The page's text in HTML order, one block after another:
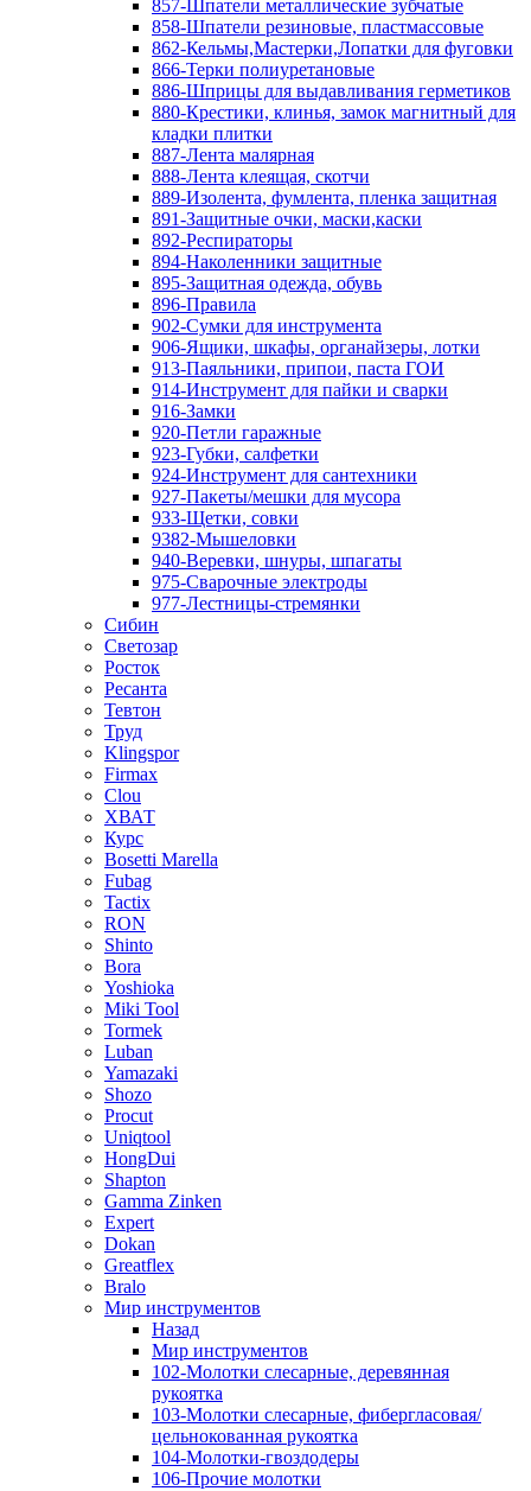
857-Шпатели металлические зубчатые
858-Шпатели резиновые, пластмассовые
862-Кельмы,Мастерки,Лопатки для фуговки
866-Терки полиуретановые
886-Шприцы для выдавливания герметиков
880-Крестики, клинья, замок магнитный для
кладки плитки
887-Лента малярная
888-Лента клеящая, скотчи
889-Изолента, фумлента, пленка защитная
891-Защитные очки, маски,каски
892-Респираторы
894-Наколенники защитные
895-Защитная одежда, обувь
896-Правила
902-Сумки для инструмента
906-Ящики, шкафы, органайзеры, лотки
913-Паяльники, припои, паста ГОИ
914-Инструмент для пайки и сварки
916-Замки
920-Петли гаражные
923-Губки, салфетки
924-Инструмент для сантехники
927-Пакеты/мешки для мусора
933-Щетки, совки
9382-Мышеловки
940-Веревки, шнуры, шпагаты
975-Сварочные электроды
977-Лестницы-стремянки
Сибин
Светозар
Росток
Ресанта
Тевтон
Труд
Klingspor
Firmax
Clou
XВАТ
Курс
Bosetti Marella
Fubag
Tactix
RON
Shinto
Bora
Yoshioka
Miki Tool
Tormek
Luban
Yamazaki
Shozo
Procut
Uniqtool
HongDui
Shapton
Gamma Zinken
Expert
Dokan
Greatflex
Bralo
Мир инструментов
Назад
Мир инструментов
102-Молотки слесарные, деревянная
рукоятка
103-Молотки слесарные, фибергласовая/
цельнокованная рукоятка
104-Молотки-гвоздодеры
106-Прочие молотки